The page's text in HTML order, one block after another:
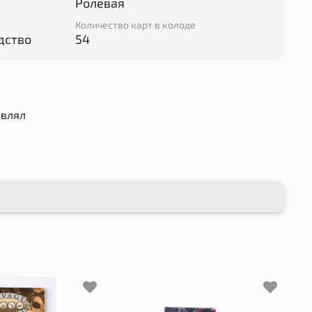
Количество карт в колоде
54